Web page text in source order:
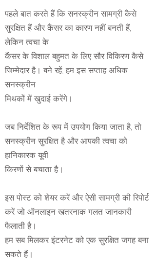
पहले बात करते हैं कि सनस्क्रीन सामग्री कैसे
सुरक्षित हैं और कैंसर का कारण नहीं बनती हैं,
लेकिन त्वचा के
कैंसर के विशाल बहुमत के लिए सौर विकिरण कैसे
जिम्मेदार है। बने रहें, हम इस सप्ताह अधिक
सनस्क्रीन
मिथकों में खुदाई करेंगे।
जब निर्देशित के रूप में उपयोग किया जाता है, तो
सनस्क्रीन सुरक्षित है और आपकी त्वचा को
हानिकारक यूवी
किरणों से बचाता है।
इस पोस्ट को शेयर करें और ऐसी सामग्री की रिपोर्ट
करें जो ऑनलाइन खतरनाक गलत जानकारी
फैलाती है।
हम सब मिलकर इंटरनेट को एक सुरक्षित जगह बना
सकते हैं।